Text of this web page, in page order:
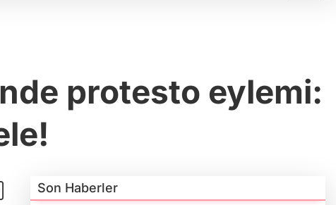
protesto eylemi:
Son Haberler